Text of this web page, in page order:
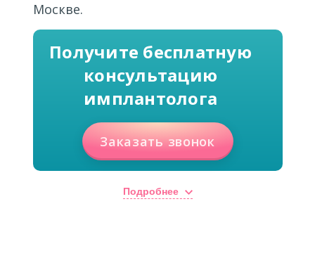
Москве.
Получите бесплатную
консультацию
имплантолога
Заказать звонок
Подробнее